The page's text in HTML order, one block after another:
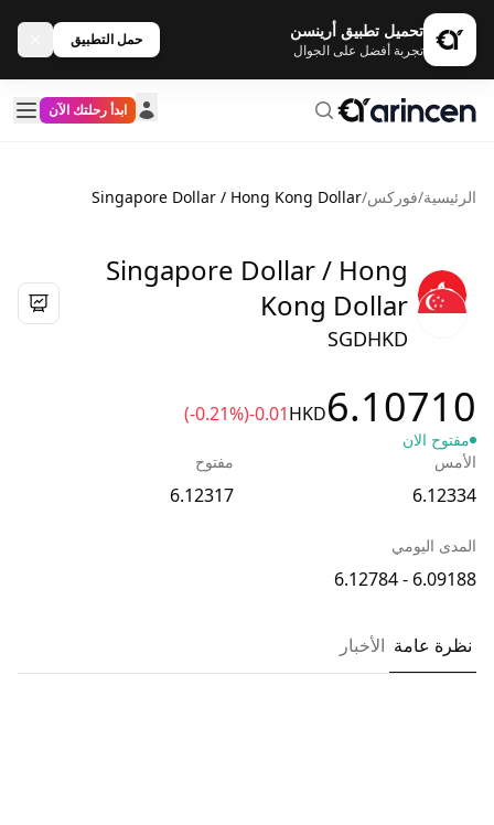
تحميل تطبيق أرينسن
تجربة أفضل على الجوال
حمل التطبيق
ابدأ رحلتك الآن
الرئيسية/فوركس/
Singapore Dollar / Hong Kong Dollar
Singapore Dollar / Hong
Kong Dollar
SGDHKD
6.10710
HKD
-0.01
(-0.21%)
مفتوح الان
الأمس
6.12334
مفتوح
6.12317
المدى اليومي
6.09188 - 6.12784
نظرة عامة الأخبار